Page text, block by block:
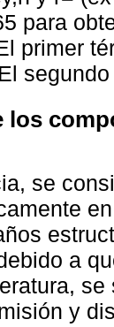
para
primer
los
se
a
y